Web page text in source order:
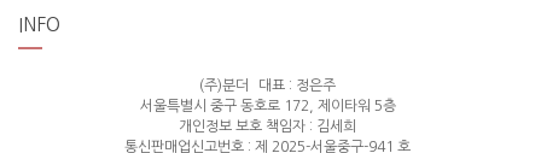
INFO
(주)분더
대표 : 정은주
서울특별시 중구 동호로 172, 제이타워 5층
개인정보 보호 책임자 : 김세희
통신판매업신고번호 : 제 2025-서울중구-941 호